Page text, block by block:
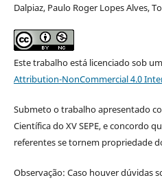
Dalpiaz, Paulo Roger Lopes Alves,
Este trabalho está licenciado sob
Attribution-NonCommercial 4.0
Submeto o trabalho apresentado
Científica do XV SEPE, e concordo
referentes se tornem propriedade
Observação: Caso houver dúvidas